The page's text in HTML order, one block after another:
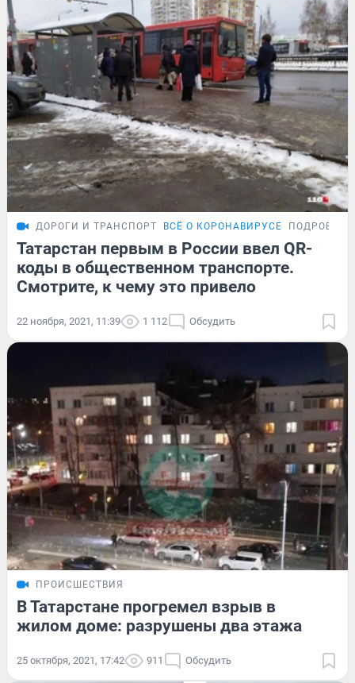
ДОРОГИ И ТРАНСПОРТ ВСЁ О КОРОНАВИРУСЕ
Татарстан первым в России ввел QR-
коды в общественном транспорте.
Смотрите, к чему это привело
22 ноября, 2021, 11:39 1 112 Обсудить
ПРОИСШЕСТВИЯ
В Татарстане прогремел взрыв в
жилом доме: разрушены два этажа
25 октября, 2021, 17:42 911 Обсудить